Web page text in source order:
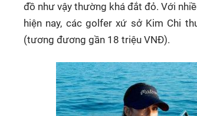
đồ như vậy thường khá đắt đỏ. Với
hiện nay, các golfer xứ sở Kim Chi
(tương đương gần 18 triệu VNĐ).